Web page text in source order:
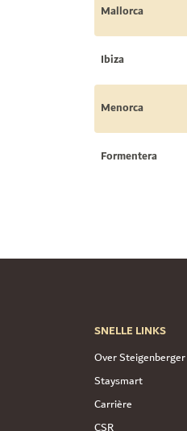
Mallorca
Ibiza
Menorca
Formentera
SNELLE LINKS
Over
Staysmart
Carrière